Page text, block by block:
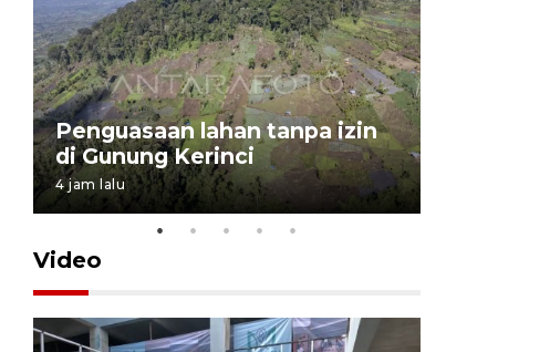
Penguasaan lahan tanpa izin
di Gunung Kerinci
4 jam lalu
Video